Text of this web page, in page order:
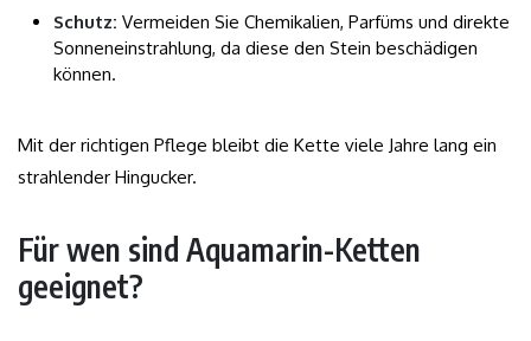
Schutz: Vermeiden Sie Chemikalien, Parfüms und direkte
Sonneneinstrahlung, da diese den Stein beschädigen
können.
Mit der richtigen Pflege bleibt die Kette viele Jahre lang ein
strahlender Hingucker.
Für wen sind Aquamarin-Ketten
geeignet?